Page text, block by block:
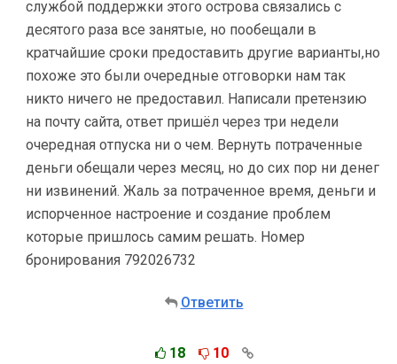
службой поддержки этого острова связались с
десятого раза все занятые, но пообещали в
кратчайшие сроки предоставить другие варианты,но
похоже это были очередные отговорки нам так
никто ничего не предоставил. Написали претензию
на почту сайта, ответ пришёл через три недели
очередная отпуска ни о чем. Вернуть потраченные
деньги обещали через месяц, но до сих пор ни денег
ни извинений. Жаль за потраченное время, деньги и
испорченное настроение и создание проблем
которые пришлось самим решать. Номер
бронирования 792026732
Ответить
18 10